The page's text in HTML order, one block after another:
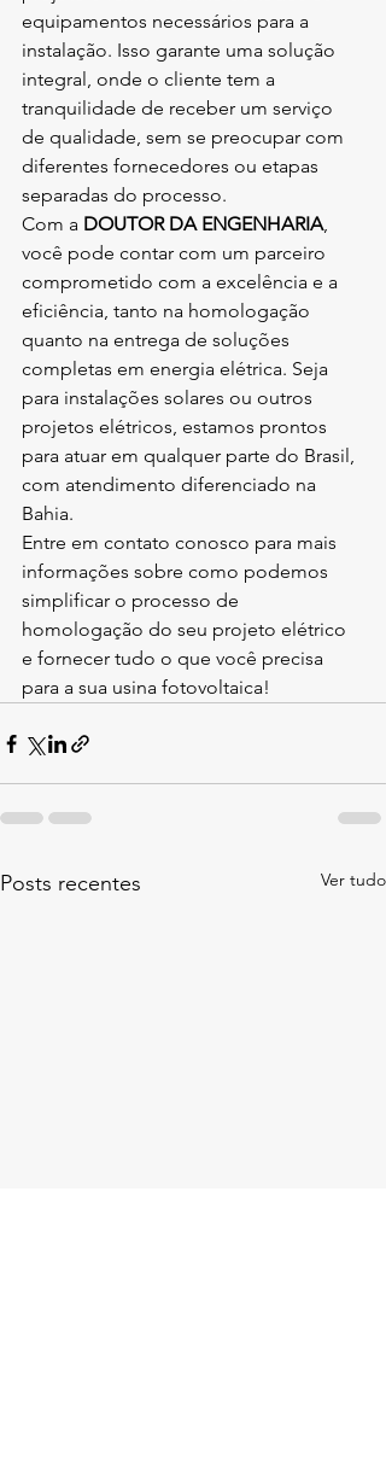
equipamentos necessários para a
instalação. Isso garante uma solução
integral, onde o cliente tem a
tranquilidade de receber um serviço
de qualidade, sem se preocupar com
diferentes fornecedores ou etapas
separadas do processo.
Com a DOUTOR DA ENGENHARIA,
você pode contar com um parceiro
comprometido com a excelência e a
eficiência, tanto na homologação
quanto na entrega de soluções
completas em energia elétrica. Seja
para instalações solares ou outros
projetos elétricos, estamos prontos
para atuar em qualquer parte do Brasil,
com atendimento diferenciado na
Bahia.
Entre em contato conosco para mais
informações sobre como podemos
simplificar o processo de
homologação do seu projeto elétrico
e fornecer tudo o que você precisa
para a sua usina fotovoltaica!
Posts recentes Ver tudo